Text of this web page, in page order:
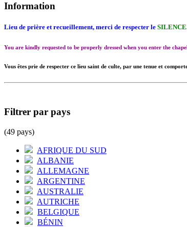
Information
Lieu de prière et recueillement, merci de respecter le
You are kindly requested to be properly dressed when you enter the
Vous êtes prie de respecter ce lieu saint de culte, par une tenue et
Filtrer par pays
(49 pays)
AFRIQUE DU SUD
ALBANIE
ALLEMAGNE
ARGENTINE
AUSTRALIE
AUTRICHE
BELGIQUE
BÉNIN